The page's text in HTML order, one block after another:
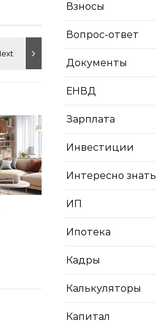
Взносы
Вопрос-ответ
Документы
ЕНВД
Зарплата
Инвестиции
Интересно знать
ИП
Ипотека
Кадры
Калькуляторы
Капитал